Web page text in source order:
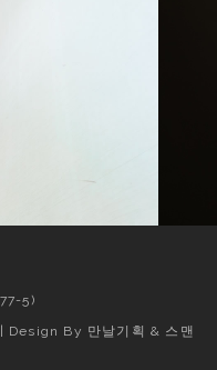
5)
Design By 만날기획 & 스맨